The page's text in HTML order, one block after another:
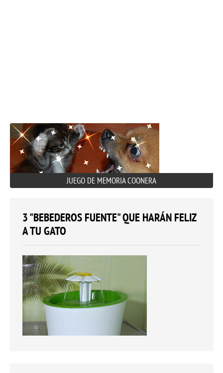
JUEGO DE MEMORIA COONERA
3 "BEBEDEROS FUENTE" QUE HARÁN FELIZ
A TU GATO